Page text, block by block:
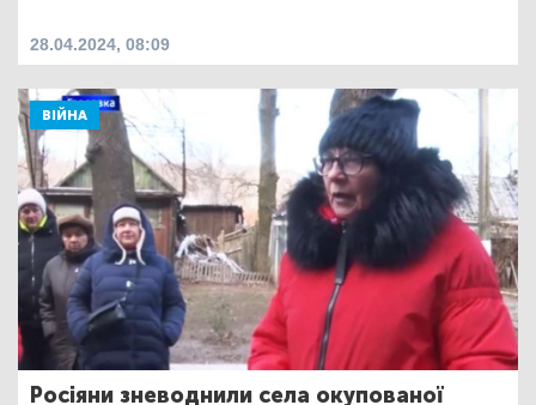
28.04.2024, 08:09
ВІЙНА
Росіяни зневоднили села окупованої